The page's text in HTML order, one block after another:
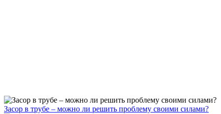
Засор в трубе – можно ли решить проблему своими силами?